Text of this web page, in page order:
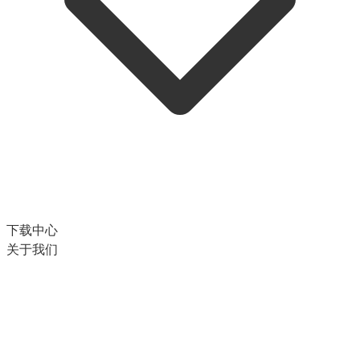
下载中心
关于我们